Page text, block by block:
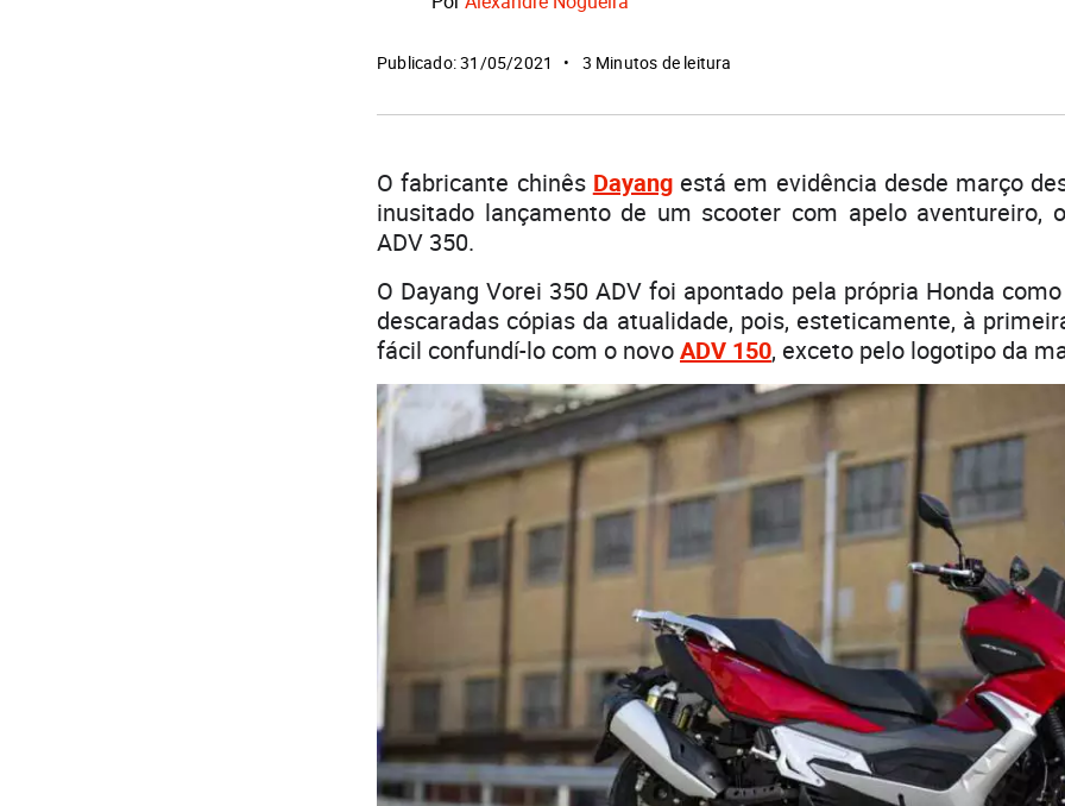
Publicado: 31/05/2021 3 Minutos de leitura
O fabricante chinês Dayangestá em evidência desde março
inusitado lançamento de um scooter com apelo aventureiro,
ADV 350.
O Dayang Vorei 350 ADV foi apontado pela própria Honda
descaradas cópias da atualidade, pois, esteticamente, à
fácil confundí-lo com o novoADV 150, exceto pelo logotipo da